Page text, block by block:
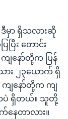
မှာ ရှိသလားဆို
ြီး တောင်း
ျနော်တို့က ပြန်
း ၂၃ယောက် ရှိ
ျနော်တို့က ကျ
ာပဲ ရှိတယ်။ သူတို့
နေတာလား။